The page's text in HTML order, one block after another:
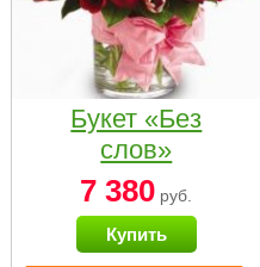
Букет «Без
слов»
7 380 руб.
Купить